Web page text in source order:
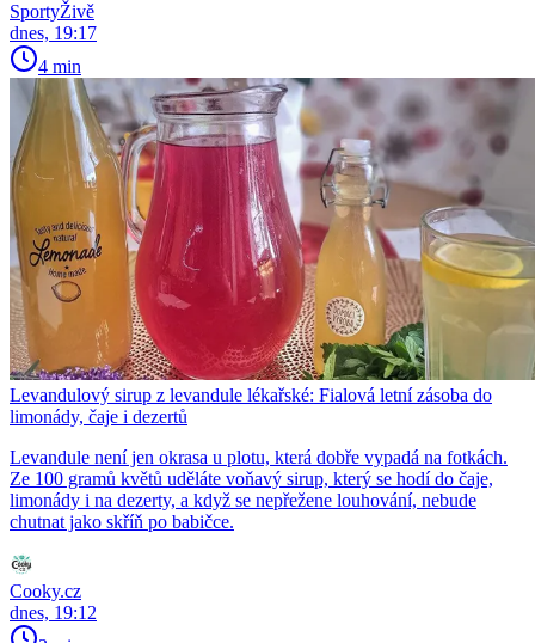
SportyŽivě
dnes, 19:17
4 min
Levandulový sirup z levandule lékařské: Fialová letní zásoba do
limonády, čaje i dezertů
Levandule není jen okrasa u plotu, která dobře vypadá na fotkách.
Ze 100 gramů květů uděláte voňavý sirup, který se hodí do čaje,
limonády i na dezerty, a když se nepřežene louhování, nebude
chutnat jako skříň po babičce.
Cooky.cz
dnes, 19:12